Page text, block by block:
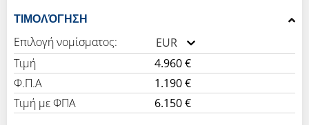
ΤΙΜΟΛΌΓΗΣΗ
Επιλογή νομίσματος:
EUR
Τιμή
4.960 €
Φ.Π.Α
1.190 €
Τιμή με ΦΠΑ
6.150 €